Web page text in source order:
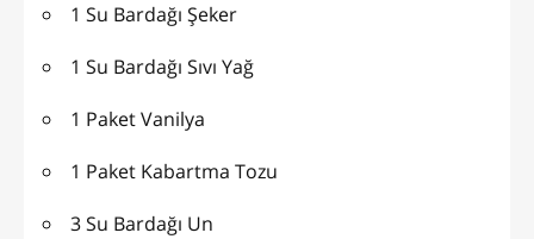
1 Su Bardağı Şeker
1 Su Bardağı Sıvı Yağ
1 Paket Vanilya
1 Paket Kabartma Tozu
3 Su Bardağı Un